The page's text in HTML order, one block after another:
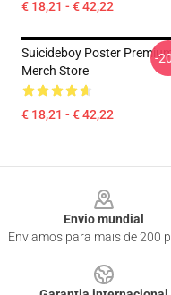
€ 18,21 - € 42,22
Suicideboy Poster
Merch Store
€ 18,21 - € 42,22
-
Envio mundial
Enviamos para mais de 200